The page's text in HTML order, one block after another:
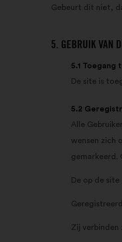
Gebeurt dit niet,
5. GEBRUIK VAN
5.1 Toegang
De site is
5.2
Alle
wensen zich
gemarkeerd.
De op de
Zij verbinden